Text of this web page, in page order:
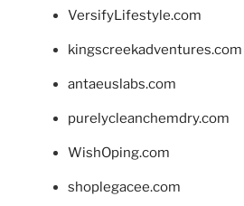
VersifyLifestyle.com
kingscreekadventures.com
antaeuslabs.com
purelycleanchemdry.com
WishOping.com
shoplegacee.com